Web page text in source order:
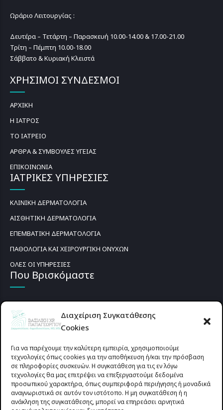
Διαχείριση Συγκατάθεσης
Cookies
Για να παρέχουμε την καλύτερη εμπειρία, χρησιμοποιούμε
τεχνολογίες όπως cookies για την αποθήκευση ή/και την πρόσβαση
σε πληροφορίες συσκευών. Η συγκατάθεση για τις εν λόγω
τεχνολογίες θα μας επιτρέψει να επεξεργαστούμε δεδομένα
προσωπικού χαρακτήρα, όπως συμπεριφορά περιήγησης ή μοναδικά
αναγνωριστικά σε αυτόν τον ιστότοπο. Η μη συγκατάθεση ή η
ανάκληση της συγκατάθεσης, μπορεί να επηρεάσει αρνητικά
Ωράριο Λειτουργίας :
Δευτέρα – Τετάρτη – Παρασκευή 10.00-14.00 & 17.00-21.00
Τρίτη – Πέμπτη 10.00-18.00
Σάββατο & Κυριακή Κλειστά
ΧΡΗΣΙΜΟΙ ΣΥΝΔΕΣΜΟΙ
ΑΡΧΙΚΗ
Η ΙΑΤΡΟΣ
ΤΟ ΙΑΤΡΕΙΟ
ΑΡΘΡΑ & ΣΥΜΒΟΥΛΕΣ ΥΓΕΙΑΣ
ΕΠΙΚΟΙΝΩΝΙΑ
ΙΑΤΡΙΚΕΣ ΥΠΗΡΕΣΙΕΣ
ΚΛΙΝΙΚΗ ΔΕΡΜΑΤΟΛΟΓΙΑ
ΑΙΣΘΗΤΙΚΗ ΔΕΡΜΑΤΟΛΟΓΙΑ
ΕΠΕΜΒΑΤΙΚΗ ΔΕΡΜΑΤΟΛΟΓΙΑ
ΠΑΘΟΛΟΓΙΑ ΚΑΙ ΧΕΙΡΟΥΡΓΙΚΗ ΟΝΥΧΩΝ
ΟΛΕΣ ΟΙ ΥΠΗΡΕΣΙΕΣ
Που Βρισκόμαστε